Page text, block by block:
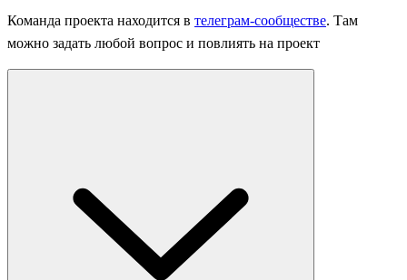
Команда проекта находится в телеграм-сообществе. Там
можно задать любой вопрос и повлиять на проект